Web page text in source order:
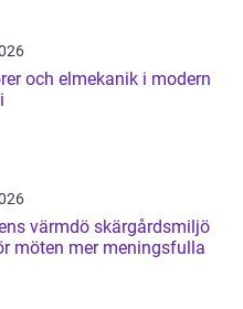
och elmekanik i modern
skärgårdsmiljö
möten mer meningsfulla